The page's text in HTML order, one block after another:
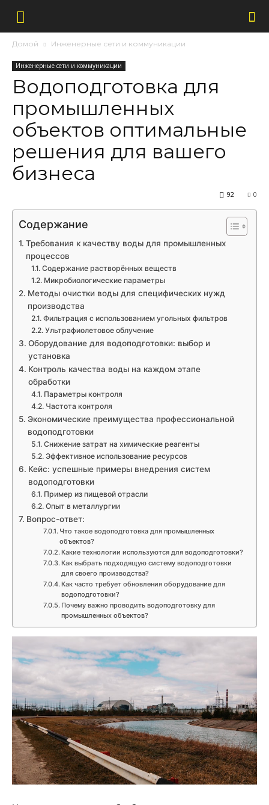
Домой Инженерные сети и коммуникации
Инженерные сети и коммуникации
Водоподготовка для
промышленных
объектов оптимальные
решения для вашего
бизнеса
0
92
Содержание
Требования к качеству воды для промышленных
процессов
Содержание растворённых веществ
Микробиологические параметры
Методы очистки воды для специфических нужд
производства
Фильтрация с использованием угольных фильтров
Ультрафиолетовое облучение
Оборудование для водоподготовки: выбор и
установка
Контроль качества воды на каждом этапе
обработки
Параметры контроля
Частота контроля
Экономические преимущества профессиональной
водоподготовки
Снижение затрат на химические реагенты
Эффективное использование ресурсов
Кейс: успешные примеры внедрения систем
водоподготовки
Пример из пищевой отрасли
Опыт в металлургии
Вопрос-ответ:
Что такое водоподготовка для промышленных
объектов?
Какие технологии используются для водоподготовки?
Как выбрать подходящую систему водоподготовки
для своего производства?
Как часто требует обновления оборудование для
водоподготовки?
Почему важно проводить водоподготовку для
промышленных объектов?